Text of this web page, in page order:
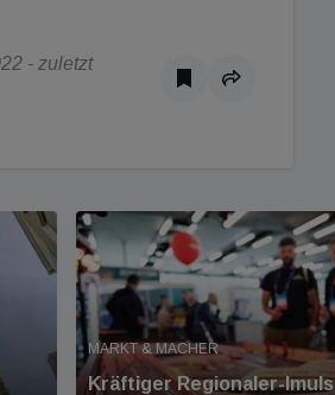
- zuletzt
MARKT & MACHER
Kräftiger Regionaler-Imuls